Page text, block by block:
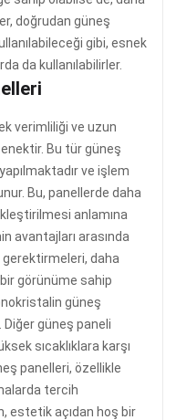
doğrudan güneş
gibi, esnek
da kullanılabilirler.
verimliliği ve uzun
Bu tür güneş
ve işlem
Bu, panellerde daha
anlamına
avantajları arasında
daha
görünüme sahip
güneş
Diğer güneş paneli
sıcaklıklara karşı
panelleri, özellikle
tercih
estetik açıdan hoş bir